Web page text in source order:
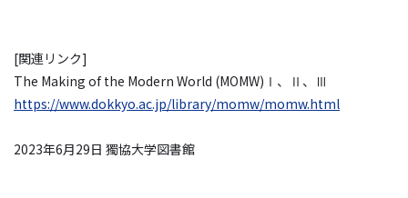
[関連リンク]
The Making of the Modern World (MOMW)Ⅰ、Ⅱ、Ⅲ
https://www.dokkyo.ac.jp/library/momw/momw.html
2023年6月29日 獨協大学図書館